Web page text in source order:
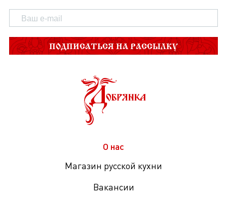
ПОДПИСАТЬСЯ НА РАССЫЛКУ
О нас
Магазин русской кухни
Вакансии